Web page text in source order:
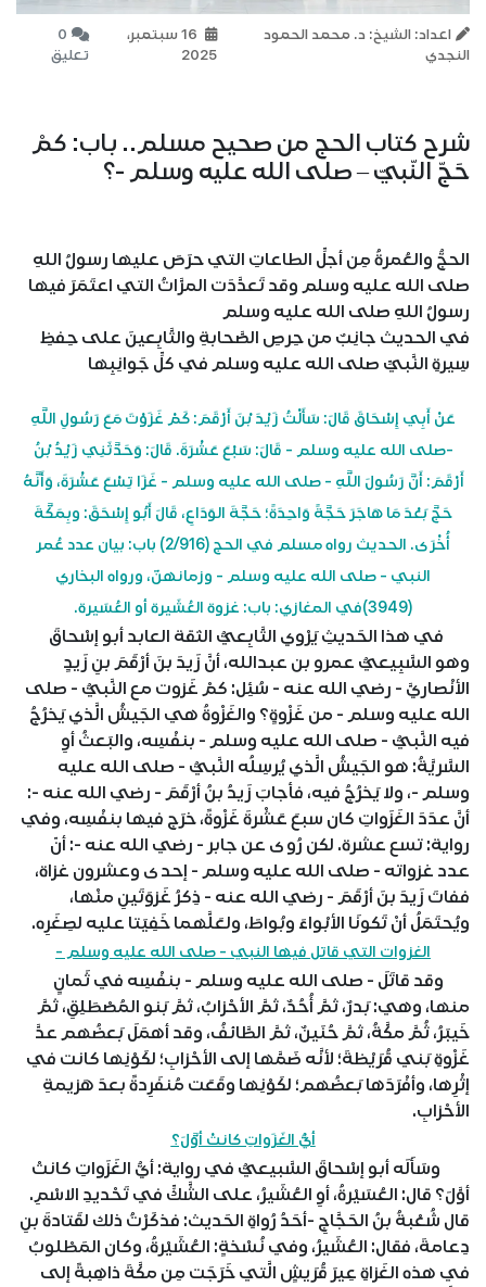
اعداد: الشيخ: د. محمد الحمود
النجدي
16 سبتمبر،
2025
0
تعليق
شرح كتاب الحج من صحيح مسلم.. باب: كمْ
حَجّ النّبيّ – صلى الله عليه وسلم -؟
الحجُّ والعُمرةُ مِن أجلِّ الطاعاتِ التي حرَصَ عليها رسولُ اللهِ
صلى الله عليه وسلم وقد تَعدَّدَت المرَّاتُ التي اعتَمَرَ فيها
رسولُ اللهِ صلى الله عليه وسلم
في الحديث جانِبٌ من حِرصِ الصَّحابةِ والتَّابِعينَ على حِفظِ
سِيرةِ النَّبيِّ صلى الله عليه وسلم في كلِّ جَوانِبِها
عَنْ أَبِي إِسْحَاقَ قَالَ: سَأَلْتُ زَيْدَ بْنَ أَرْقَمَ: كَمْ غَزَوْتَ مَعَ رَسُولِ اللَّهِ
-صلى الله عليه وسلم - قَالَ: سَبْعَ عَشْرَةَ. قَالَ: وَحَدَّثَنِي زَيْدُ بْنُ
أَرْقَمَ: أَنَّ رَسُولَ اللَّهِ - صلى الله عليه وسلم - غَزَا تِسْعَ عَشْرَةَ، وَأَنَّهُ
حَجَّ بَعْدَ مَا هَاجَرَ حَجَّةً وَاحِدَةً؛ حَجَّةَ الوَدَاعِ، قَالَ أَبُو إِسْحَقَ: وبِمَكَّةَ
أُخْرَى. الحديث رواه مسلم في الحج (2/916) باب: بيان عدد عُمر
النبي - صلى الله عليه وسلم - وزمانهنّ، ورواه البخاري
(3949)في المغازي: باب: غزوة العُشَيرة أو العُسَيرة.
في هذا الحَديثِ يَرْوي التَّابِعيُّ الثقة العابد أبو إسْحاقَ
وهو السَّبِيعيُّ عمرو بن عبدالله، أنَّ زَيدَ بنَ أرْقَمَ بنِ زَيدٍ
الأنْصاريَّ - رضي الله عنه - سُئِل: كمْ غَزوت مع النَّبيُّ - صلى
الله عليه وسلم - من غَزْوةٍ؟ والغَزْوةُ هي الجَيشُ الَّذي يَخرُجُ
فيه النَّبيُّ - صلى الله عليه وسلم - بنفْسِه، والبَعثُ أوِ
السَّريَّةُ: هو الجَيشُ الَّذي يُرسِلُه النَّبيُّ - صلى الله عليه
وسلم -، ولا يَخرُجُ فيه، فأجابَ زَيدُ بنُ أرْقَمَ - رضي الله عنه -:
أنَّ عدَدَ الغَزَواتِ كان سبعَ عَشْرةَ غَزْوةً، خرَج فيها بنفْسِه، وفي
رواية: تسع عشرة. لكن رُوى عن جابر - رضي الله عنه -: أنّ
عدد غزواته - صلى الله عليه وسلم - إحدى وعشرون غزاة،
ففاتَ زَيدَ بنَ أرْقَمَ - رضي الله عنه - ذِكرُ غَزوَتَينِ منْها،
ويُحتَمَلُ أنْ تَكونَا الأبْواءَ وبُواطَ، ولعَلَّهما خَفِيَتا عليه لصِغَرِه.
الغزوات التي قاتل فيها النبي - صلى الله عليه وسلم -
وقد قاتَلَ - صلى الله عليه وسلم - بنفْسِه في ثَمانٍ
منها، وهي: بَدرٌ، ثمَّ أُحُدٌ، ثمَّ الأحْزابُ، ثمَّ بَنو المُصْطَلِقِ، ثمَّ
خَيبَرُ، ثُمَّ مكَّةُ، ثمَّ حُنَينٌ، ثمَّ الطَّائفُ، وقد أهمَلَ بَعضُهم عدَّ
غَزْوةِ بَني قُرَيْظةَ؛ لأنَّه ضَمَّها إلى الأحْزابِ؛ لكَوْنِها كانت في
إثْرِها، وأفْرَدَها بَعضُهم؛ لكَوْنِها وقَعَت مُنفَرِدةً بعدَ هَزيمةِ
الأحْزابِ.
أيُّ الغَزَواتِ كانتْ أوَّلَ؟
وسَأَلَه أبو إسْحاقَ السَّبيعيُّ في رواية: أيُّ الغَزَواتِ كانتْ
أوَّلَ؟ قال: العُسَيْرةُ، أوِ العُشَيرُ، على الشَّكِّ في تَحْديدِ الاسْمِ.
قال شُعْبةُ بنُ الحَجَّاجِ -أحَدُ رُواةِ الحَديث: فذكَرْتُ ذلك لقَتادةَ بنِ
دِعامةَ، فقال: العُشَيرُ، وفي نُسْخةٍ: العُشَيْرةُ، وكان المَطْلوبُ
في هذه الغَزاةِ عِيرَ قُرَيشٍ الَّتي خَرَجَت مِن مكَّةَ ذاهِبةً إلى